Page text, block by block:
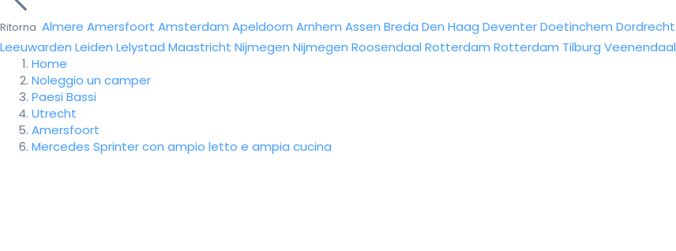
Ritorna Almere Amersfoort Amsterdam Apeldoorn Arnhem Assen Breda Den Haag DeventerDoetinchem Dordrecht
Leeuwarden Leiden Lelystad Maastricht Nijmegen Nijmegen Roosendaal Rotterdam Rotterdam Tilburg Veenendaal
Home
Noleggio un camper
Paesi Bassi
Utrecht
Amersfoort
Mercedes Sprinter con ampio letto e ampia cucina